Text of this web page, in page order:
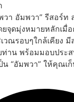
วา อัมพวา” รีสอร์ท
จุดมุ่งหมายหลักเมื่
วณรอบๆใกล้เคียง
าน พร้อมมอบประ
“อัมพวา” ให้คุณเ